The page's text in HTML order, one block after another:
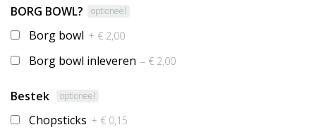
BORG BOWL? optioneel
Borg bowl + € 2,00
Borg bowl inleveren – € 2,00
Bestek optioneel
Chopsticks + € 0,15